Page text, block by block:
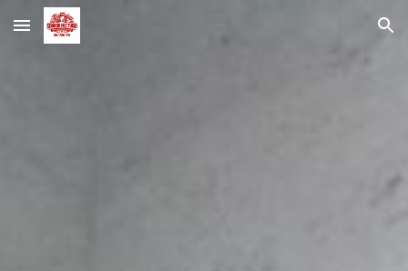
Skip to main content Skip to navigation